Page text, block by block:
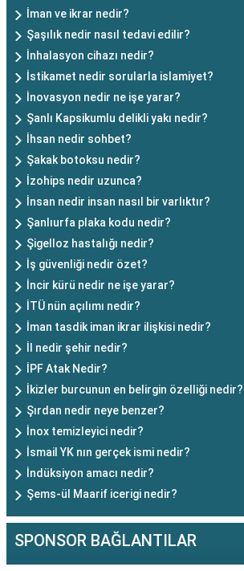
İman ve ikrar nedir?
Şaşılık nedir nasıl tedavi edilir?
İnhalasyon cihazı nedir?
İstikamet nedir sorularla islamiyet?
İnovasyon nedir ne işe yarar?
Şanlı Kapsikumlu delikli yakı nedir?
İhsan nedir sohbet?
Şakak botoksu nedir?
İzohips nedir uzunca?
İnsan nedir insan nasıl bir varlıktır?
Şanlıurfa plaka kodu nedir?
Şigelloz hastalığı nedir?
İş güvenliği nedir özet?
İncir kürü nedir ne işe yarar?
İTÜ nün açılımı nedir?
İman tasdik iman ikrar ilişkisi nedir?
İl nedir şehir nedir?
İPF Atak Nedir?
İkizler burcunun en belirgin özelliği nedir?
Şırdan nedir neye benzer?
İnox temizleyici nedir?
İsmail YK nın gerçek ismi nedir?
İndüksiyon amacı nedir?
Şems-ül Maarif icerigi nedir?
SPONSOR BAĞLANTILAR